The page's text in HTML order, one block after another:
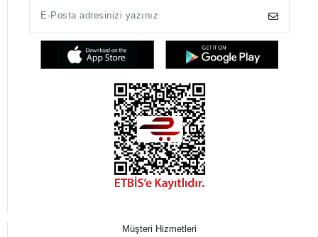
Müşteri Hizmetleri